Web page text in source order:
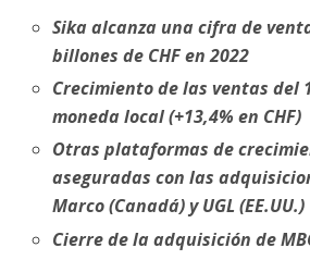
Sika alcanza una cifra de
billones de CHF en 2022
Crecimiento de las ventas del
moneda local (+13,4% en CHF)
Otras plataformas de
aseguradas con las
Marco (Canadá) y UGL (EE.UU.)
Cierre de la adquisición de